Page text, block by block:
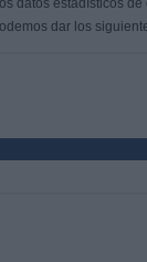
datos estadísticos
dar los